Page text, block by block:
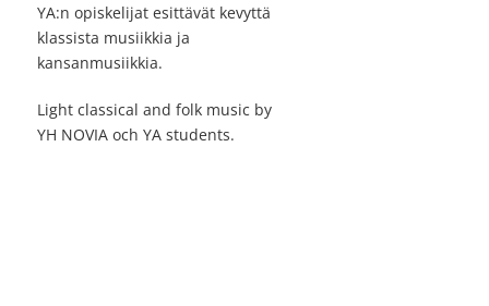
YA:n opiskelijat esittävät kevyttä
klassista musiikkia ja
kansanmusiikkia.
Light classical and folk music by
YH NOVIA och YA students.